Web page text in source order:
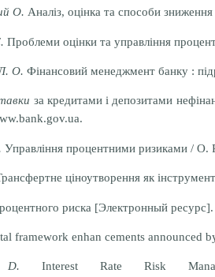
О. Аналіз, оцінка та способи
Проблеми оцінки та управління
О. Фінансовий менеджмент банку :
за кредитами і депозитами
Управління процентними ризиками /
ціноутворення як
риска [Электронный
framework enhan cements announced
D. Interest Rate Risk